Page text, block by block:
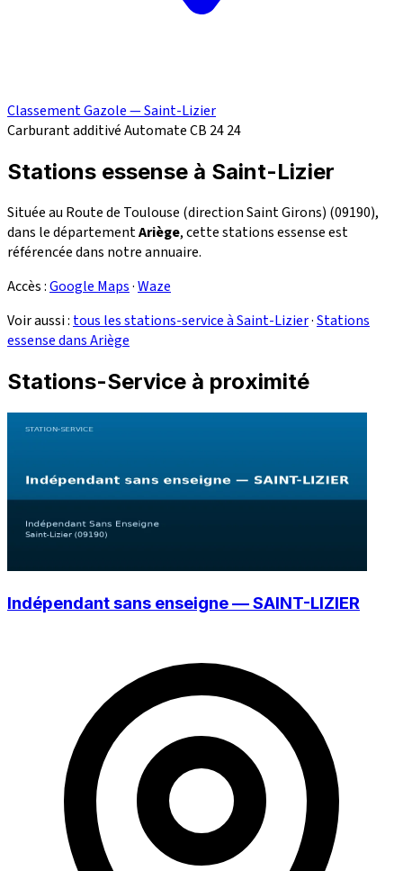
Classement Gazole — Saint-Lizier
Carburant additivéAutomate CB 2424
Stations essense à Saint-Lizier
Située au Route de Toulouse (direction Saint Girons) (09190),
dans le départementAriège, cette stations essense est
référencée dans notre annuaire.
Accès :Google Maps·Waze
Voir aussi : tous les stations-service à Saint-Lizier·Stations
essense dans Ariège
Stations-Service à proximité
Indépendant sans enseigne — SAINT-LIZIER